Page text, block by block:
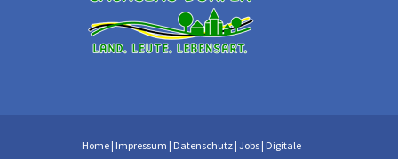
Home | Impressum | Datenschutz | Jobs | Digitale